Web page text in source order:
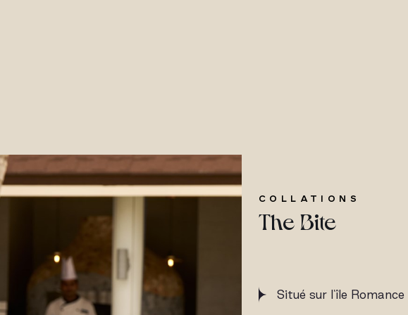
COLLATIONS
The Bite
Situé sur l'île Romance